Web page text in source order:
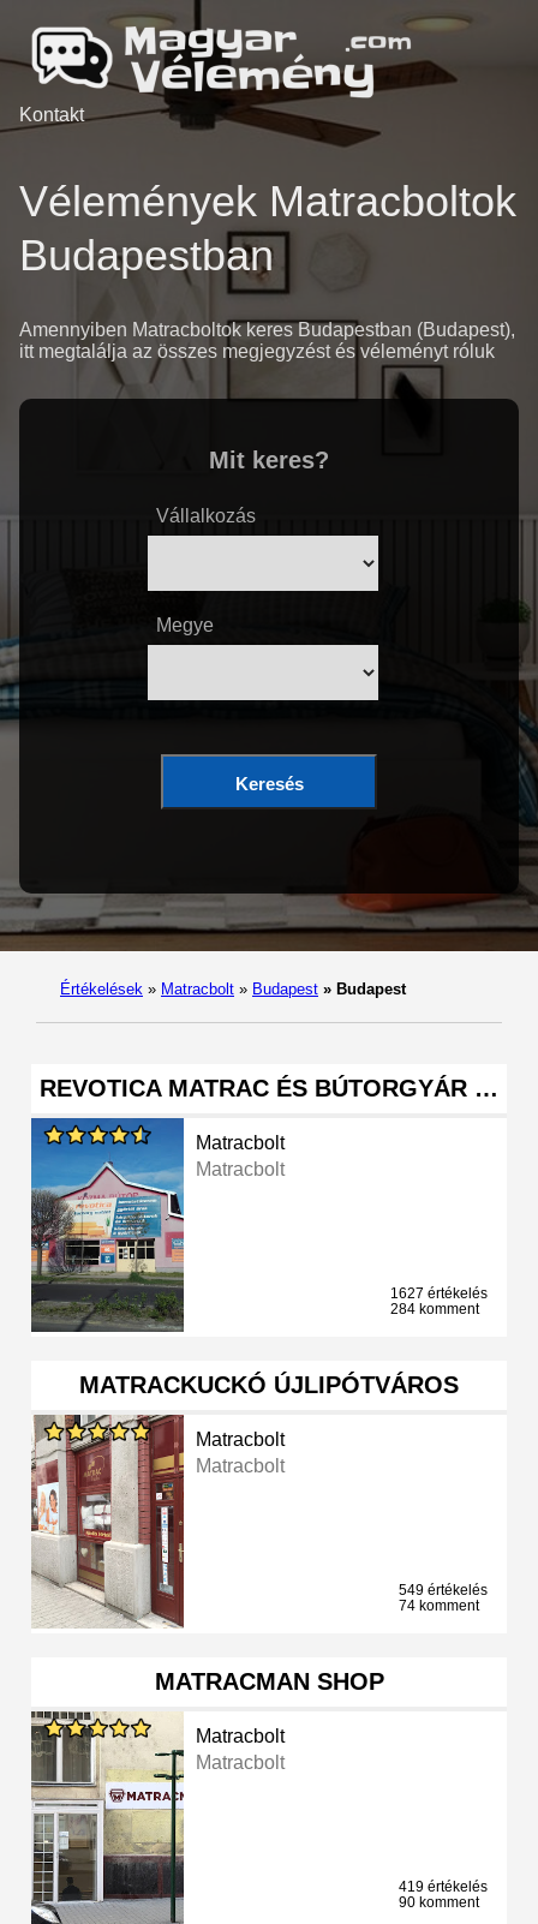
Kontakt
Vélemények Matracboltok
Budapestban
Amennyiben Matracboltok keres Budapestban (Budapest),
itt megtalálja az összes megjegyzést és véleményt róluk
Mit keres?
Vállalkozás
Megye
Keresés
Értékelések » Matracbolt » Budapest » Budapest
REVOTICA MATRAC ÉS BÚTORGYÁR …
Matracbolt
Matracbolt
1627 értékelés
284 komment
MATRACKUCKÓ ÚJLIPÓTVÁROS
Matracbolt
Matracbolt
549 értékelés
74 komment
MATRACMAN SHOP
Matracbolt
Matracbolt
419 értékelés
90 komment